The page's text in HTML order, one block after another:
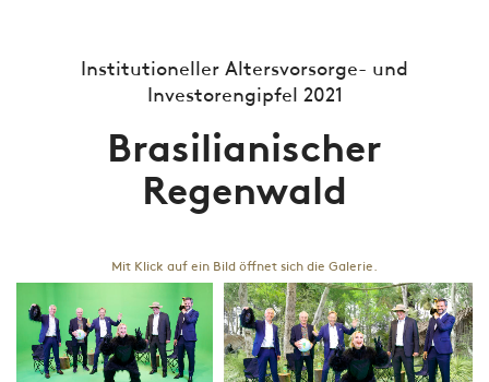
Institutioneller Altersvorsorge- und
Investorengipfel 2021
Brasilianischer
Regenwald
Mit Klick auf ein Bild öffnet sich die Galerie.